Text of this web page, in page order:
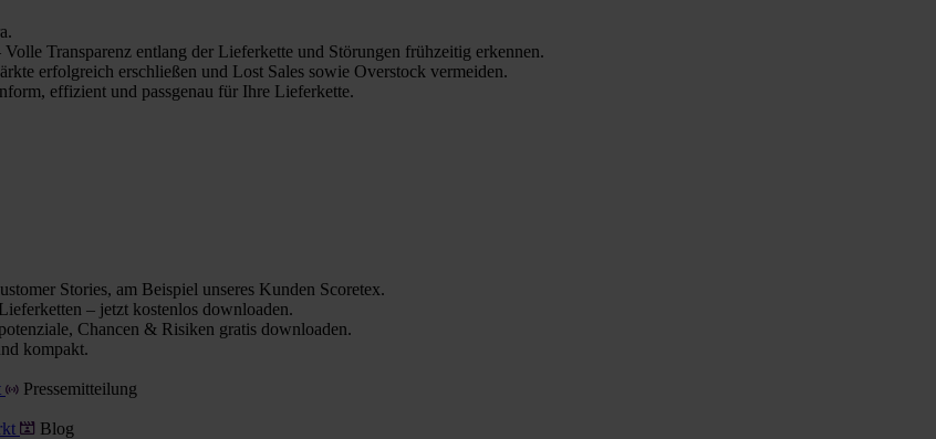
Transparenz entlang der Lieferkette und Störungen frühzeitig erkennen.
erfolgreich erschließen und Lost Sales sowie Overstock vermeiden.
effizient und passgenau für Ihre Lieferkette.
Stories, am Beispiel unseres Kunden Scoretex.
– jetzt kostenlos downloaden.
Chancen & Risiken gratis downloaden.
kompakt.
Pressemitteilung
Blog